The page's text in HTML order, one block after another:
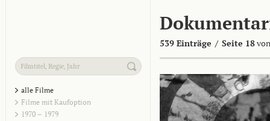
539 Einträge / Seite 18
alle Filme
Filme mit Kaufoption
1970 – 1979